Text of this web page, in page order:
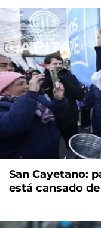
San Cayetano:
está cansado